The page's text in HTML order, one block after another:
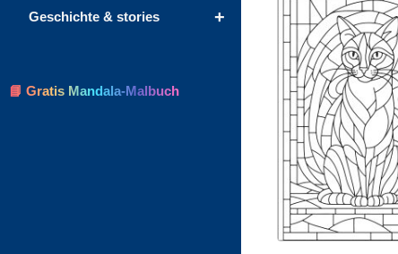
+
Geschichte & stories
📘 Gratis Mandala-Malbuch